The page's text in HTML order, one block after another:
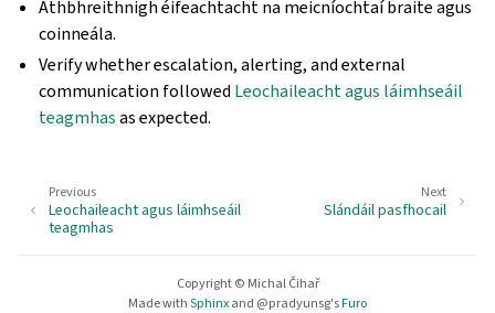
Athbhreithnigh éifeachtacht na meicníochtaí braite agus
coinneála.
Verify whether escalation, alerting, and external
communication followed Leochaileacht agus láimhseáil
teagmhasas expected.
Next
Slándáil pasfhocail
Previous
Leochaileacht agus láimhseáil
teagmhas
Copyright © Michal Čihař
Made withSphinxand @pradyunsg'sFuro